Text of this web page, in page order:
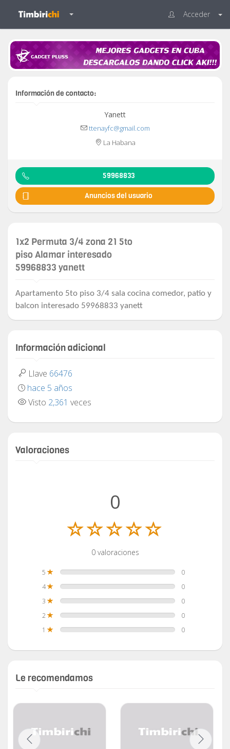
Acceder
Información de contacto:
Yanett
ttenayfc@gmail.com
La Habana
59968833
Anuncios del usuario
1x2 Permuta 3/4 zona 21 5to
piso Alamar interesado
59968833 yanett
Apartamento 5to piso 3/4 sala cocina comedor, patio y
balcon interesado 59968833 yanett
Información adicional
Llave 66476
hace 5 años
Visto 2,361 veces
Valoraciones
0
0 valoraciones
5
0
4
0
3
0
2
0
1
0
Le recomendamos